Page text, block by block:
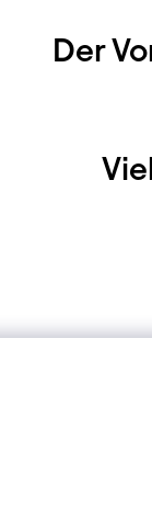
Der